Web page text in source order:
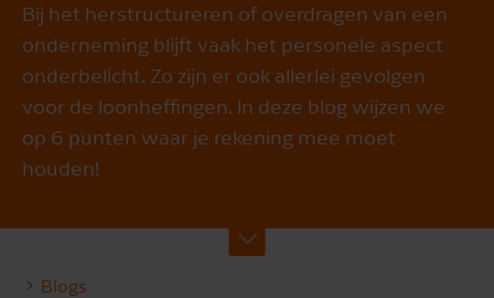
Bij het herstructureren of overdragen van een
onderneming blijft vaak het personele aspect
onderbelicht. Zo zijn er ook allerlei gevolgen
voor de loonheffingen. In deze blog wijzen we
op 6 punten waar je rekening mee moet
houden!
Blogs